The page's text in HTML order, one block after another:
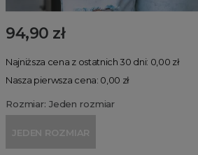
94,90 zł
Najniższa cena z ostatnich 30 dni: 0,00 zł
Nasza pierwsza cena: 0,00 zł
Rozmiar: Jeden rozmiar
JEDEN ROZMIAR